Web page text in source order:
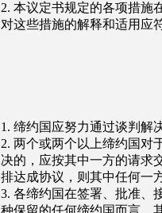
2. 本议定书规定的各项措施
对这些措施的解释和适用应
1. 缔约国应努力通过谈判解
2. 两个或两个以上缔约国对
决的，应按其中一方的请求
排达成协议，则其中任何一
3. 各缔约国在签署、批准、